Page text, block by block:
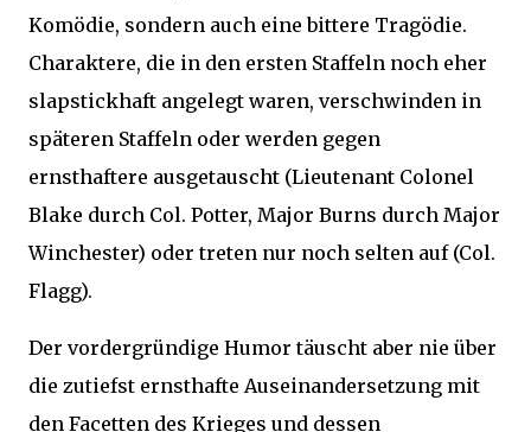
Komödie, sondern auch eine bittere Tragödie.
Charaktere, die in den ersten Staffeln noch eher
slapstickhaft angelegt waren, verschwinden in
späteren Staffeln oder werden gegen
ernsthaftere ausgetauscht (Lieutenant Colonel
Blake durch Col. Potter, Major Burns durch Major
Winchester) oder treten nur noch selten auf (Col.
Flagg).
Der vordergründige Humor täuscht aber nie über
die zutiefst ernsthafte Auseinandersetzung mit
den Facetten des Krieges und dessen